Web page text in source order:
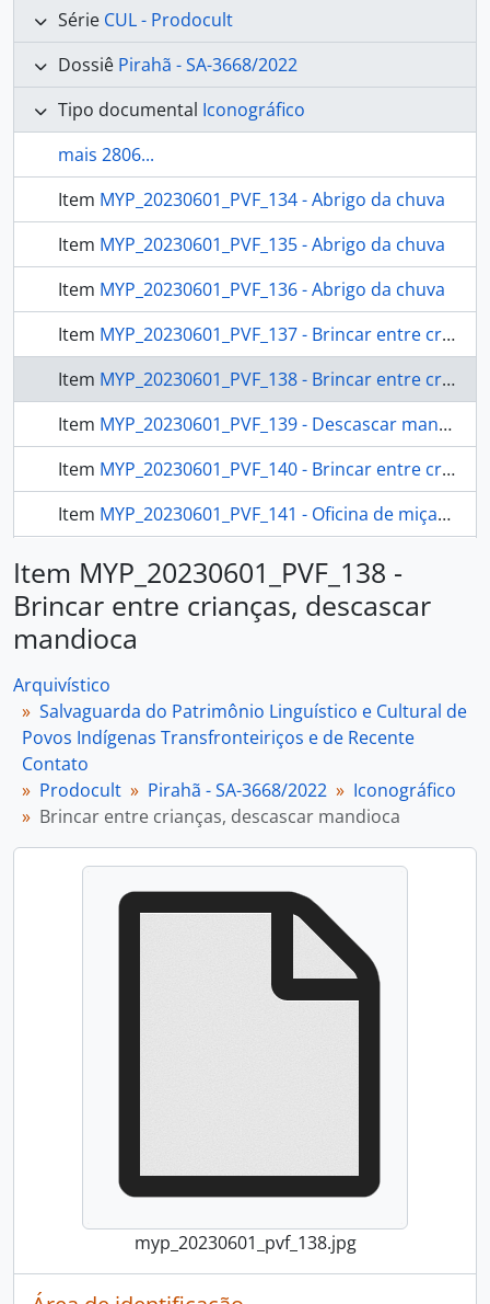
Série CUL - Prodocult
Dossiê Pirahã - SA-3668/2022
Tipo documental Iconográfico
mais 2806...
Item MYP_20230601_PVF_134 - Abrigo da chuva
Item MYP_20230601_PVF_135 - Abrigo da chuva
Item MYP_20230601_PVF_136 - Abrigo da chuva
Item MYP_20230601_PVF_137 - Brincar entre crianças, descascar mandioca
Item MYP_20230601_PVF_138 - Brincar entre crianças, descascar mandioca
Item MYP_20230601_PVF_139 - Descascar mandioca, Preparação da Farinha
Item MYP_20230601_PVF_140 - Brincar entre crianças
Item MYP_20230601_PVF_141 - Oficina de miçanga, Brincar entre crianças
Item MYP_20230601_PVF_142 - Cozinhar, Refeições
mais 389...
Item MYP_20230601_PVF_138 -
Brincar entre crianças, descascar
mandioca
Arquivístico
Salvaguarda do Patrimônio Linguístico e Cultural de
Povos Indígenas Transfronteiriços e de Recente
Contato
Prodocult
Pirahã - SA-3668/2022
Iconográfico
Brincar entre crianças, descascar mandioca
myp_20230601_pvf_138.jpg